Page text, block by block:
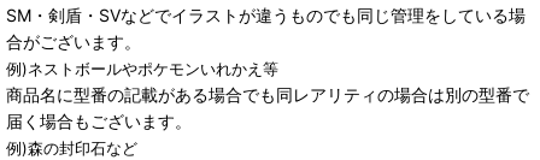
SM・剣盾・SVなどでイラストが違うものでも同じ管理をしている場
合がございます。
例)ネストボールやポケモンいれかえ等
商品名に型番の記載がある場合でも同レアリティの場合は別の型番で
届く場合もございます。
例)森の封印石など